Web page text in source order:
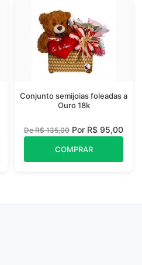
Conjunto semijoias foleadas a
Ouro 18k
De R$ 135,00 Por R$ 95,00
COMPRAR